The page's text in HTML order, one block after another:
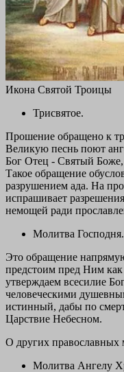
Икона Святой Троицы
Трисвятое.
Прошение обращено к
Великую песнь поют
Бог Отец - Святый
Такое обращение
разрушением ада. На
испрашивает
немощей ради
Молитва Господня.
Это обращение
предстоим пред Ним
утверждаем всесилие
человеческими
истинный, дабы по
Царствие Небесном.
О других православных
Молитва Ангелу